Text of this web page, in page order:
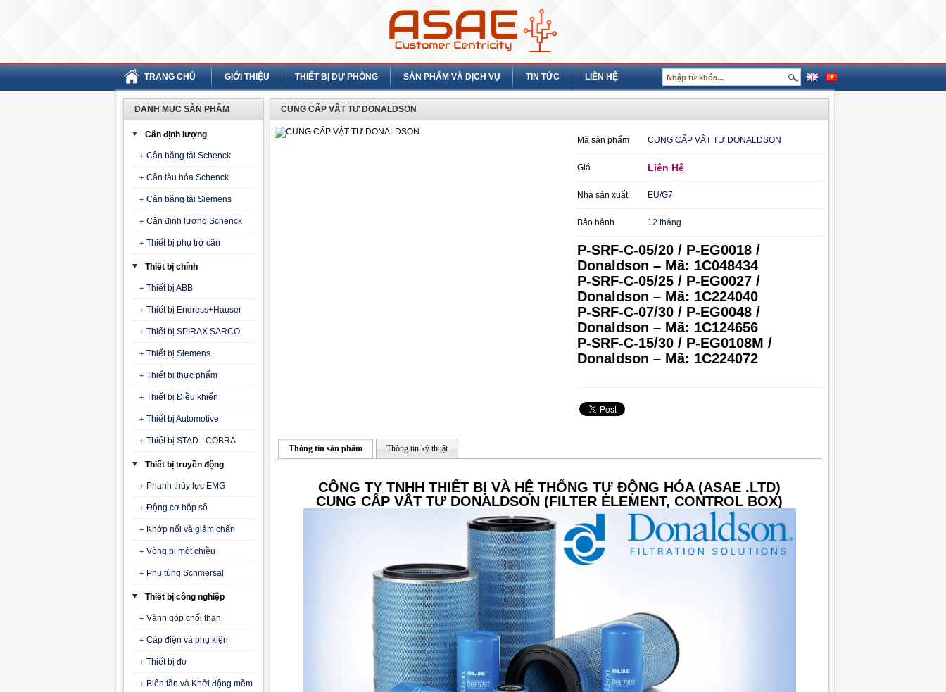
TRANG CHỦ GIỚI THIỆU THIẾT BỊ DỰ PHÒNG SẢN PHẨM VÀ DỊCH VỤ TIN TỨC LIÊN HỆ
DANH MỤC SẢN PHẨM
Cân định lượng
Cân băng tải Schenck
Cân tàu hỏa Schenck
Cân băng tải Siemens
Cân định lượng Schenck
Thiết bị phụ trợ cân
Thiết bị chính
Thiết bị ABB
Thiết bị Endress+Hauser
Thiết bị SPIRAX SARCO
Thiết bị Siemens
Thiết bị thực phẩm
Thiết bị Điều khiển
Thiết bị Automotive
Thiết bị STAD - COBRA
Thiết bị truyền động
Phanh thủy lực EMG
Động cơ hộp số
Khớp nối và giảm chấn
Vòng bi một chiều
Phụ tùng Schmersal
Thiết bị công nghiệp
Vành góp chổi than
Cáp điện và phụ kiện
Thiết bị đo
Biến tần và Khởi động mềm
CUNG CẤP VẬT TƯ DONALDSON
Mã sản phẩm CUNG CẤP VẬT TƯ DONALDSON
Giá Liên Hệ
Nhà sản xuất EU/G7
Bảo hành 12 tháng
P-SRF-C-05/20 / P-EG0018 /
Donaldson – Mã: 1C048434
P-SRF-C-05/25 / P-EG0027 /
Donaldson – Mã: 1C224040
P-SRF-C-07/30 / P-EG0048 /
Donaldson – Mã: 1C124656
P-SRF-C-15/30 / P-EG0108M /
Donaldson – Mã: 1C224072
Thông tin sản phẩm Thông tin kỹ thuật
CÔNG TY TNHH THIẾT BỊ VÀ HỆ THỐNG TỰ ĐỘNG HÓA (ASAE .LTD)
CUNG CẤP VẬT TƯ DONALDSON (FILTER ELEMENT, CONTROL BOX)